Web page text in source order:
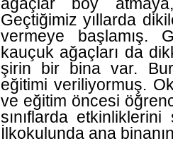
Geçtiğimiz yıllarda
vermeye başlamış.
kauçuk ağaçları da
şirin bir bina var.
eğitimi veriliyormuş.
ve eğitim öncesi
sınıflarda
İlkokulunda ana